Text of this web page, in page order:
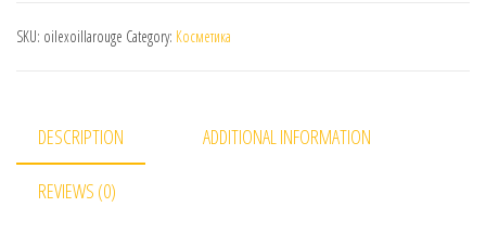
SKU: oilexoillarouge Category: Косметика
DESCRIPTION ADDITIONAL INFORMATION
REVIEWS (0)